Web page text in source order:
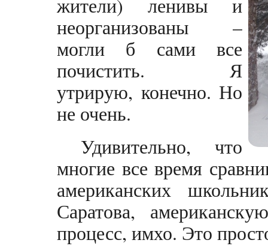
неорганизованы –
могли б сами все
почистить. Я
утрирую, конечно. Но
не очень.
Удивительно, что
многие все время
американских
Саратова,
процесс, имхо. Это